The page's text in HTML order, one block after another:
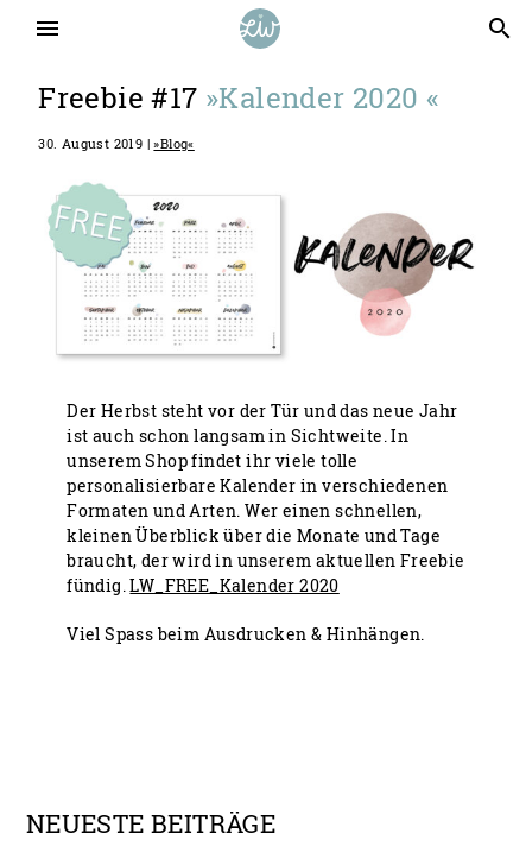
menu search
Freebie #17 »Kalender 2020 «
30. August 2019 |»Blog«
Der Herbst steht vor der Tür und das neue Jahr
ist auch schon langsam in Sichtweite. In
unserem Shop findet ihr viele tolle
personalisierbare Kalender in verschiedenen
Formaten und Arten. Wer einen schnellen,
kleinen Überblick über die Monate und Tage
braucht, der wird in unserem aktuellen Freebie
fündig.LW_FREE_Kalender 2020
Viel Spass beim Ausdrucken & Hinhängen.
NEUESTE BEITRÄGE